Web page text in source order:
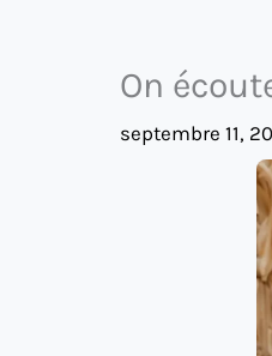
On
septembre 11,